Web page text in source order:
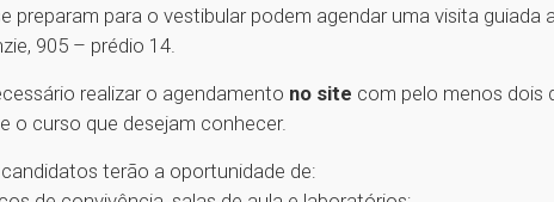
preparam para o vestibular podem agendar uma visita guiada
905 – prédio 14.
realizar o agendamento no site com pelo menos dois
o curso que desejam conhecer.
terão a oportunidade de: